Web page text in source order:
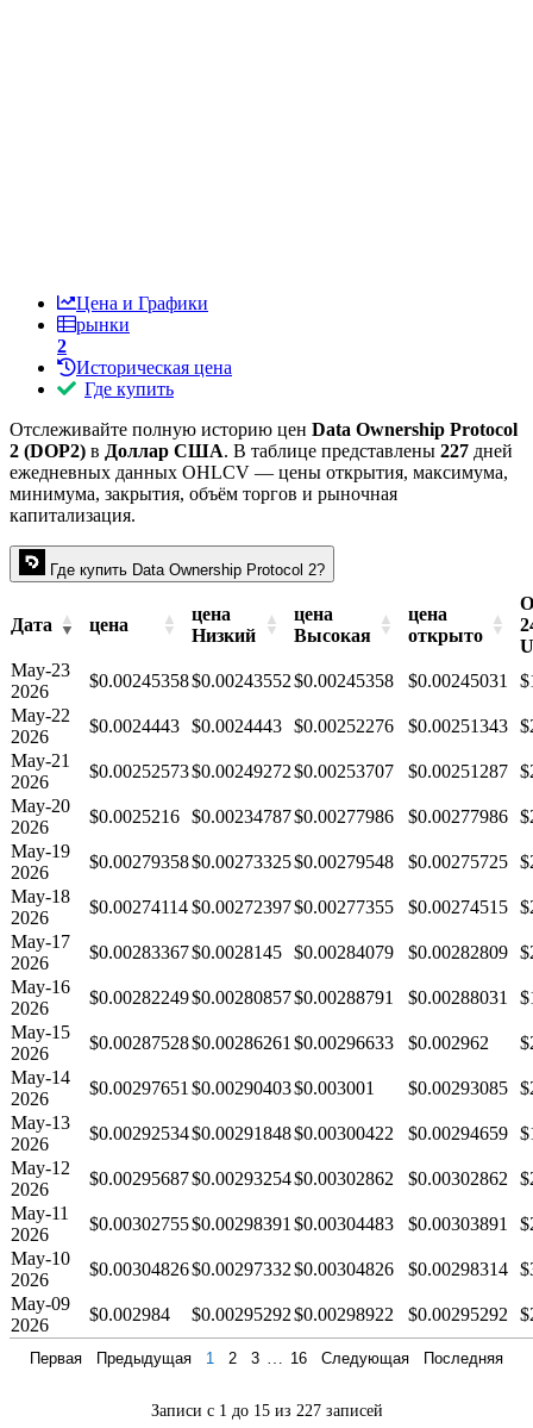
Цена и Графики
рынки
2
Историческая цена
Где купить
Отслеживайте полную историю цен Data Ownership Protocol
2 (DOP2) в Доллар США. В таблице представлены 227 дней
ежедневных данных OHLCV — цены открытия, максимума,
минимума, закрытия, объём торгов и рыночная
капитализация.
Где купить Data Ownership Protocol 2?
Дата цена
цена
Низкий
цена
Высокая
цена
открыто
May-23
2026
$0.00245358$0.00243552$0.00245358 $0.00245031
May-22
2026
$0.0024443 $0.0024443 $0.00252276 $0.00251343
May-21
2026
$0.00252573$0.00249272$0.00253707 $0.00251287
May-20
2026
$0.0025216 $0.00234787$0.00277986 $0.00277986
May-19
2026
$0.00279358$0.00273325$0.00279548 $0.00275725
May-18
2026
$0.00274114$0.00272397$0.00277355 $0.00274515
May-17
2026
$0.00283367$0.0028145 $0.00284079 $0.00282809
May-16
2026
$0.00282249$0.00280857$0.00288791 $0.00288031
May-15
2026
$0.00287528$0.00286261 $0.00296633 $0.002962
May-14
2026
$0.00297651 $0.00290403$0.003001 $0.00293085
May-13
2026
$0.00292534$0.00291848$0.00300422 $0.00294659
May-12
2026
$0.00295687$0.00293254$0.00302862 $0.00302862
May-11
2026
$0.00302755$0.00298391 $0.00304483 $0.00303891
May-10
2026
$0.00304826$0.00297332$0.00304826 $0.00298314
May-09
2026
$0.002984 $0.00295292$0.00298922 $0.00295292
Записи с 1 до 15 из 227 записей
Первая Предыдущая 1 2 3 16 Следующая Последняя